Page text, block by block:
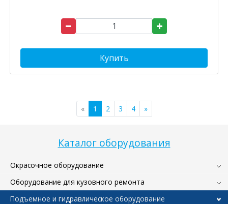
Каталог оборудования
Окрасочное оборудование
Оборудование для кузовного ремонта
Подъемное и гидравлическое оборудование
Купить
« 1 2 3 4 »